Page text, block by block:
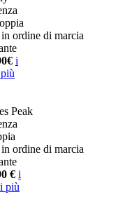
in ordine di marcia
i
Peak
in ordine di marcia
€ i
più